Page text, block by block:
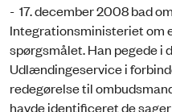
- 17. december 2008 bad
Integrationsministeriet om
spørgsmålet. Han pegede i
Udlændingeservice i
redegørelse til
havde identificeret de